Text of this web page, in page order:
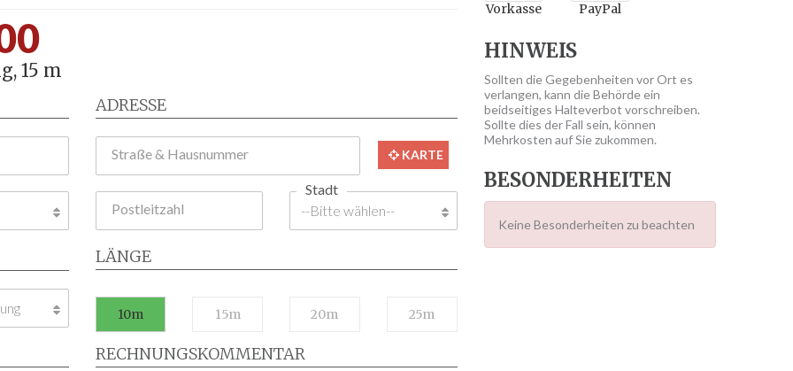
15 m
ADRESSE
Straße & Hausnummer KARTE
Postleitzahl
Stadt
LÄNGE
10m 15m 20m 25m
RECHNUNGSKOMMENTAR
Vorkasse PayPal
HINWEIS
Sollten die Gegebenheiten vor Ort es
verlangen, kann die Behörde ein
beidseitiges Halteverbot vorschreiben.
Sollte dies der Fall sein, können
Mehrkosten auf Sie zukommen.
BESONDERHEITEN
Keine Besonderheiten zu beachten